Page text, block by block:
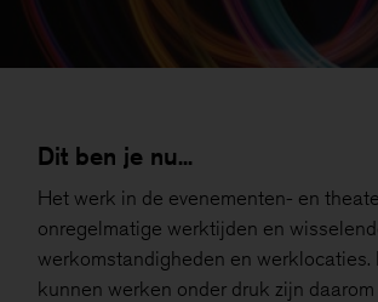
Dit ben je nu...
Het werk in de evenementen- en
onregelmatige werktijden en
werkomstandigheden en
kunnen werken onder druk zijn